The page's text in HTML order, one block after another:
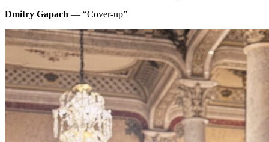
Dmitry Gapach — “Cover-up”